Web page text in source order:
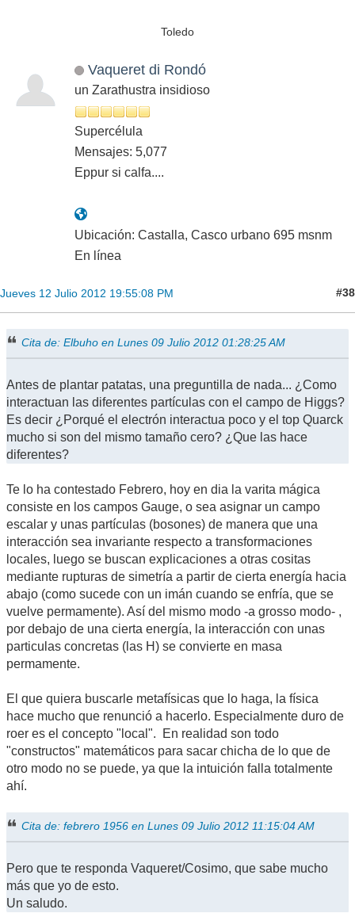
Toledo
Vaqueret di Rondó
un Zarathustra insidioso
Supercélula
Mensajes: 5,077
Eppur si calfa....
Ubicación: Castalla, Casco urbano 695 msnm
En línea
Jueves 12 Julio 2012 19:55:08 PM #38
Cita de: Elbuho en Lunes 09 Julio 2012 01:28:25 AM
Antes de plantar patatas, una preguntilla de nada... ¿Como
interactuan las diferentes partículas con el campo de Higgs?
Es decir ¿Porqué el electrón interactua poco y el top Quarck
mucho si son del mismo tamaño cero? ¿Que las hace
diferentes?
Te lo ha contestado Febrero, hoy en dia la varita mágica
consiste en los campos Gauge, o sea asignar un campo
escalar y unas partículas (bosones) de manera que una
interacción sea invariante respecto a transformaciones
locales, luego se buscan explicaciones a otras cositas
mediante rupturas de simetría a partir de cierta energía hacia
abajo (como sucede con un imán cuando se enfría, que se
vuelve permamente). Así del mismo modo -a grosso modo- ,
por debajo de una cierta energía, la interacción con unas
particulas concretas (las H) se convierte en masa
permamente.
El que quiera buscarle metafísicas que lo haga, la física
hace mucho que renunció a hacerlo. Especialmente duro de
roer es el concepto "local". En realidad son todo
"constructos" matemáticos para sacar chicha de lo que de
otro modo no se puede, ya que la intuición falla totalmente
ahí.
Cita de: febrero 1956 en Lunes 09 Julio 2012 11:15:04 AM
Pero que te responda Vaqueret/Cosimo, que sabe mucho
más que yo de esto.
Un saludo.